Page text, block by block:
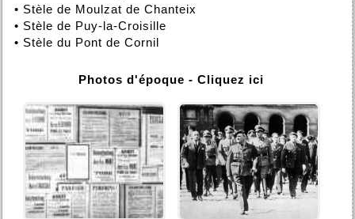
• Stèle de Moulzat de Chanteix
• Stèle de Puy-la-Croisille
• Stèle du Pont de Cornil
Photos d'époque - Cliquez ici